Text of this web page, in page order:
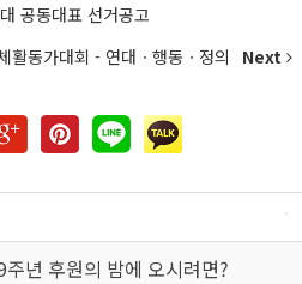
공동대표 선거공고
활동가대회 - 연대ㆍ행동ㆍ정의
Next
년 후원의 밤에 오시려면?